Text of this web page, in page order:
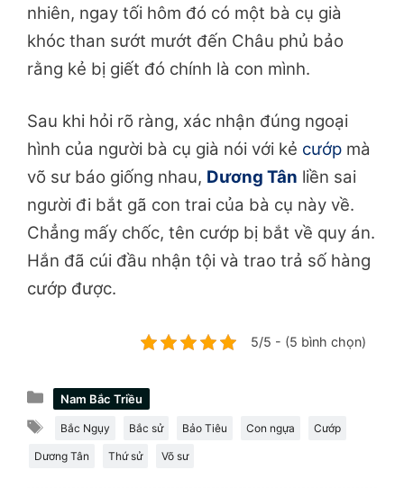
nhiên, ngay tối hôm đó có một bà cụ già
khóc than sướt mướt đến Châu phủ bảo
rằng kẻ bị giết đó chính là con mình.
Sau khi hỏi rõ ràng, xác nhận đúng ngoại
hình của người bà cụ già nói với kẻ cướp mà
võ sư báo giống nhau, Dương Tân liền sai
người đi bắt gã con trai của bà cụ này về.
Chẳng mấy chốc, tên cướp bị bắt về quy án.
Hắn đã cúi đầu nhận tội và trao trả số hàng
cướp được.
5/5 - (5 bình chọn)
Danh
mục
Nam Bắc Triều
Thẻ
Bắc Ngụy Bắc sử Bảo Tiêu Con ngựa Cướp
Dương Tân Thứ sử Võ sư